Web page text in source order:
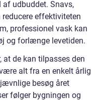
udbuddet. Snavs,
effektiviteten
professionel vask kan
og forlænge levetiden.
de kan tilpasses den
alt fra en enkelt årlig
besøg året
følger bygningen og